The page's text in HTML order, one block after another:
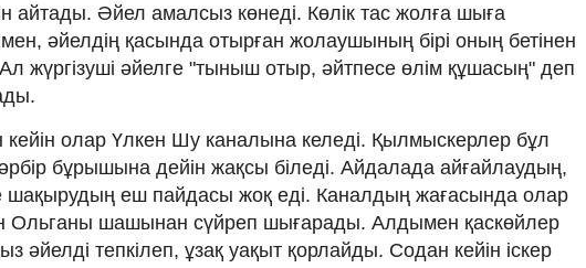
айтады. Әйел амалсыз көнеді. Көлік тас жолға шыға
әйелдің қасында отырған жолаушының бірі оның бетінен
жүргізуші әйелге "тыныш отыр, әйтпесе өлім құшасың" деп
олар Үлкен Шу каналына келеді. Қылмыскерлер бұл
бұрышына дейін жақсы біледі. Айдалада айғайлаудың,
шақырудың еш пайдасы жоқ еді. Каналдың жағасында олар
Ольганы шашынан сүйреп шығарады. Алдымен қаскөйлер
әйелді тепкілеп, ұзақ уақыт қорлайды. Содан кейін іскер